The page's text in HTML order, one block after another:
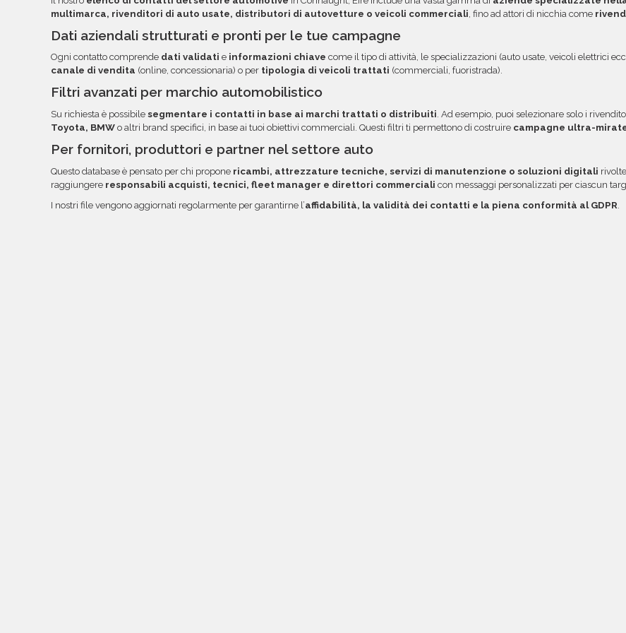
documentazione nella tua area riservata, con link diretto via email.
multimarca, rivenditori di auto usate, distributori di autovetture o veicoli commerciali , fino ad attori di nicchia come
Dati aziendali strutturati e pronti per le tue campagne
Ogni contatto comprende dati validati e informazioni chiave come il tipo di attività, le specializzazioni (auto usate, veicoli elettrici
canale di vendita (online, concessionaria) o per tipologia di veicoli trattati (commerciali, fuoristrada).
Filtri avanzati per marchio automobilistico
Su richiesta è possibile segmentare i contatti in base ai marchi trattati o distribuiti. Ad esempio, puoi selezionare solo i
Toyota, BMW o altri brand specifici, in base ai tuoi obiettivi commerciali. Questi filtri ti permettono di costruire campagne ultra-
Per fornitori, produttori e partner nel settore auto
Questo database è pensato per chi propone ricambi, attrezzature tecniche, servizi di manutenzione o soluzioni digitali
raggiungere responsabili acquisti, tecnici, fleet manager e direttori commerciali con messaggi personalizzati per ciascun
I nostri file vengono aggiornati regolarmente per garantirne l’affidabilità, la validità dei contatti e la piena conformità al GDPR